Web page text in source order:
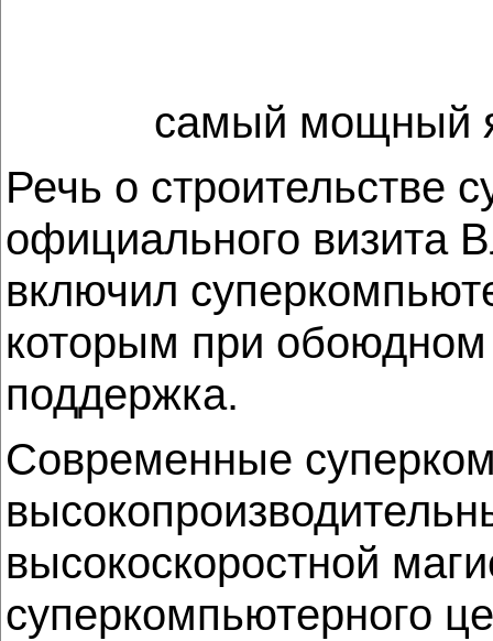
самый мощный
Речь о строительстве
официального визита
включил
которым при обоюдном
поддержка.
Современные
высокоскоростной
суперкомпьютерного